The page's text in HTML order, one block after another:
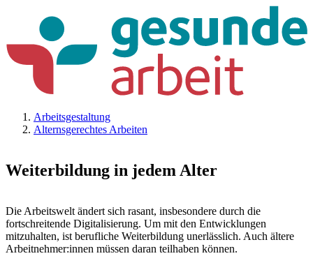
Arbeitsgestaltung
Alternsgerechtes Arbeiten
Weiterbildung in jedem Alter
Die Arbeitswelt ändert sich rasant, insbesondere durch die
fortschreitende Digitalisierung. Um mit den Entwicklungen
mitzuhalten, ist berufliche Weiterbildung unerlässlich. Auch ältere
Arbeitnehmer:innen müssen daran teilhaben können.